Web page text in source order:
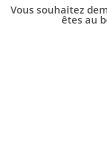
Vous souhaitez
êtes au